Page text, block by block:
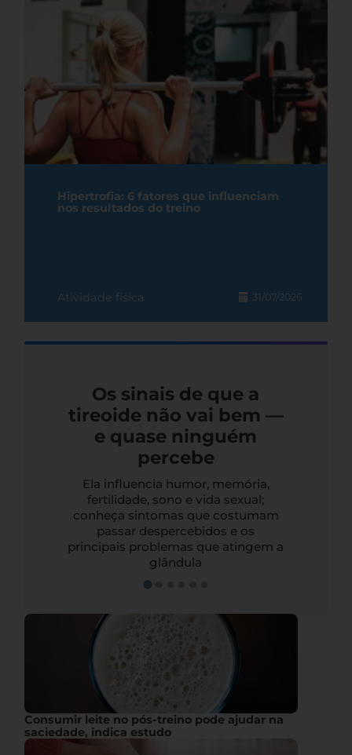
Hipertrofia: 6 fatores que influenciam
nos resultados do treino
Atividade física 31/07/2026
Os sinais de que a
tireoide não vai bem —
e quase ninguém
percebe
Ela influencia humor, memória,
fertilidade, sono e vida sexual;
conheça sintomas que costumam
passar despercebidos e os
principais problemas que atingem a
glândula
Consumir leite no pós-treino pode ajudar na
saciedade, indica estudo